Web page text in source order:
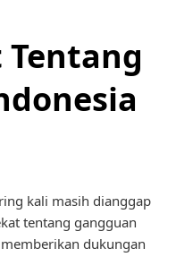
kali masih dianggap
tentang gangguan
dukungan